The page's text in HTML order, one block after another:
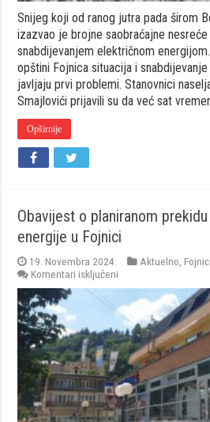
Snijeg koji od ranog jutra pada širom
izazvao je brojne saobraćajne
snabdijevanjem električnom
opštini Fojnica situacija i
javljaju prvi problemi. Stanovnici
Smajlovići prijavili su da već sat
Opširnije
Obavijest o planiranom
energije u Fojnici
19. Novembra 2024. Aktuelno
Komentari isključeni
Obavijest
planiranom
prekidu
u
isporuci
električne
energije
u
Fojnici